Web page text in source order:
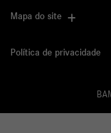
Mapa do site
Política de privacidade